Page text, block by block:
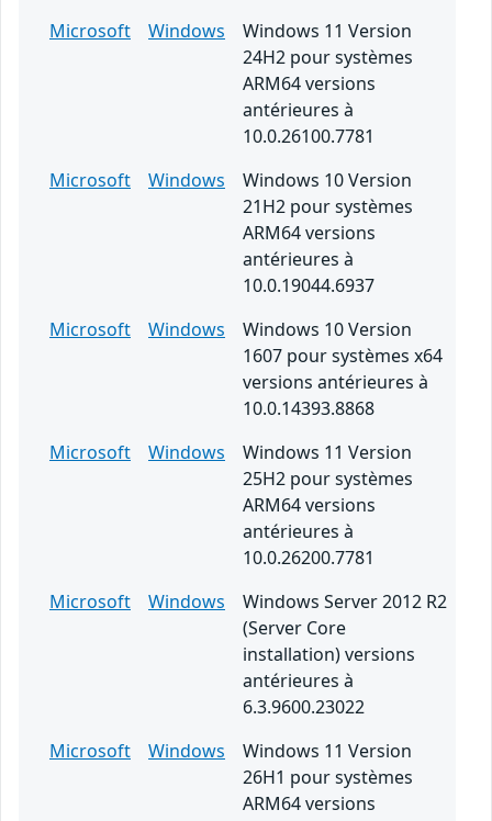
Microsoft
Windows
Windows 11 Version
24H2 pour systèmes
ARM64 versions
antérieures à
10.0.26100.7781
Microsoft
Windows
Windows 10 Version
21H2 pour systèmes
ARM64 versions
antérieures à
10.0.19044.6937
Microsoft
Windows
Windows 10 Version
1607 pour systèmes x64
versions antérieures à
10.0.14393.8868
Microsoft
Windows
Windows 11 Version
25H2 pour systèmes
ARM64 versions
antérieures à
10.0.26200.7781
Microsoft
Windows
Windows Server 2012 R2
(Server Core
installation) versions
antérieures à
6.3.9600.23022
Microsoft
Windows
Windows 11 Version
26H1 pour systèmes
ARM64 versions